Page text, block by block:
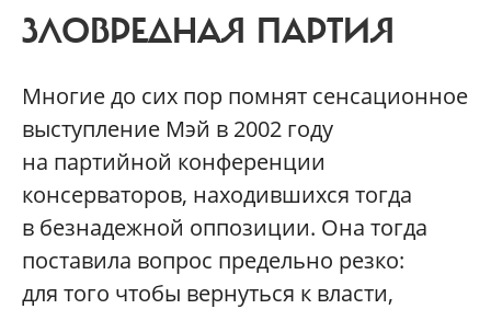
ЗЛОВРЕДНАЯ ПАРТИЯ
Многие до сих пор помнят сенсационное
выступление Мэй в 2002 году
на партийной конференции
консерваторов, находившихся тогда
в безнадежной оппозиции. Она тогда
поставила вопрос предельно резко:
для того чтобы вернуться к власти,